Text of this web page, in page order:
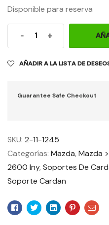
Disponible para reserva
- +
AÑADIR A LA LISTA DE
Guarantee Safe Checkout
SKU: 2-11-1245
Categorías: Mazda, Mazda
2600 Iny, Soportes De
Soporte Cardan
Facebook
TwitterLinkedinPinterest
Email